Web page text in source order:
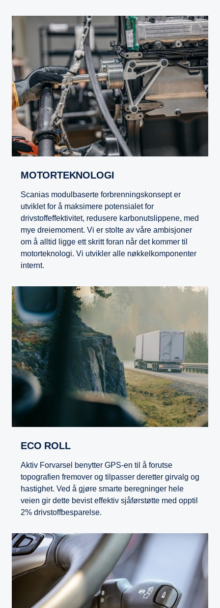
MOTORTEKNOLOGI
Scanias modulbaserte forbrenningskonsept er
utviklet for å maksimere potensialet for
drivstoffeffektivitet, redusere karbonutslippene, med
mye dreiemoment. Vi er stolte av våre ambisjoner
om å alltid ligge ett skritt foran når det kommer til
motorteknologi. Vi utvikler alle nøkkelkomponenter
internt.
ECO ROLL
Aktiv Forvarsel benytter GPS-en til å forutse
topografien fremover og tilpasser deretter girvalg og
hastighet. Ved å gjøre smarte beregninger hele
veien gir dette bevist effektiv sjåførstøtte med opptil
2% drivstoffbesparelse.